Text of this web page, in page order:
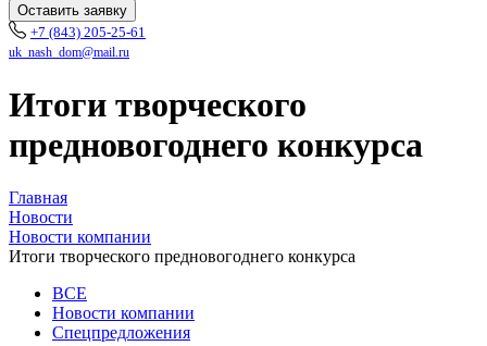
Оставить заявку
+7 (843) 205-25-61
uk_nash_dom@mail.ru
Итоги творческого
предновогоднего конкурса
Главная
Новости
Новости компании
Итоги творческого предновогоднего конкурса
ВСЕ
Новости компании
Спецпредложения